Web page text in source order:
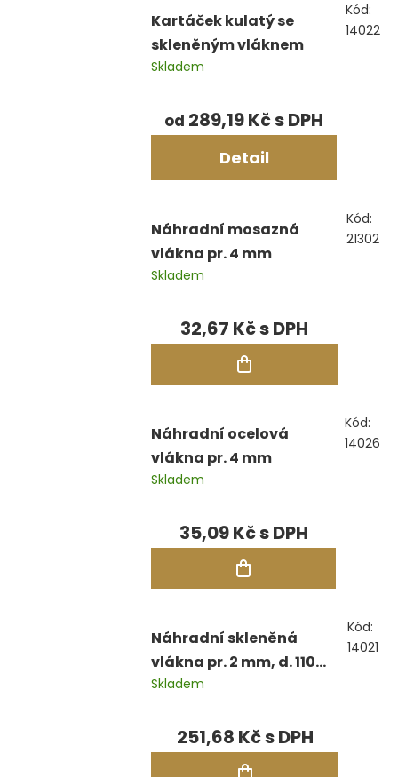
Kartáček kulatý se
skleněným vláknem
Skladem
od 289,19 Kč
Detail
Kód:
14022
Náhradní mosazná
vlákna pr. 4 mm
Skladem
32,67 Kč
Kód:
21302
Náhradní ocelová
vlákna pr. 4 mm
Skladem
35,09 Kč
Kód:
14026
Náhradní skleněná
vlákna pr. 2 mm, d. 110
mm, bal. 12 ks
Skladem
251,68 Kč
Kód:
14021